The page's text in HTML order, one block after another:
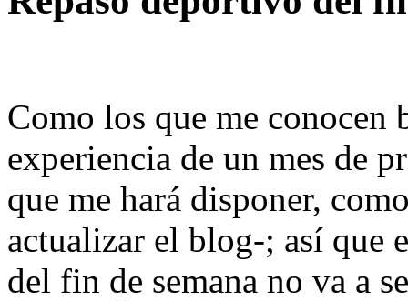
Como los que me conocen
experiencia de un mes de
que me hará disponer,
actualizar el blog-; así que
del fin de semana no va a